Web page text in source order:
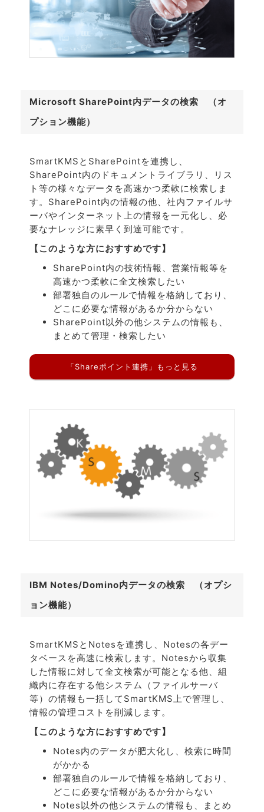
Microsoft SharePoint内データの検索 （オ
プション機能）
SmartKMSとSharePointを連携し、
SharePoint内のドキュメントライブラリ、リス
ト等の様々なデータを高速かつ柔軟に検索しま
す。SharePoint内の情報の他、社内ファイルサ
ーバやインターネット上の情報を一元化し、必
要なナレッジに素早く到達可能です。
【このような方におすすめです】
SharePoint内の技術情報、営業情報等を
高速かつ柔軟に全文検索したい
部署独自のルールで情報を格納しており、
どこに必要な情報があるか分からない
SharePoint以外の他システムの情報も、
まとめて管理・検索したい
「Shareポイント連携」もっと見る
IBM Notes/Domino内データの検索 （オプシ
ョン機能）
SmartKMSとNotesを連携し、Notesの各デー
タベースを高速に検索します。Notesから収集
した情報に対して全文検索が可能となる他、組
織内に存在する他システム（ファイルサーバ
等）の情報も一括してSmartKMS上で管理し、
情報の管理コストを削減します。
【このような方におすすめです】
Notes内のデータが肥大化し、検索に時間
がかかる
部署独自のルールで情報を格納しており、
どこに必要な情報があるか分からない
Notes以外の他システムの情報も、まとめ